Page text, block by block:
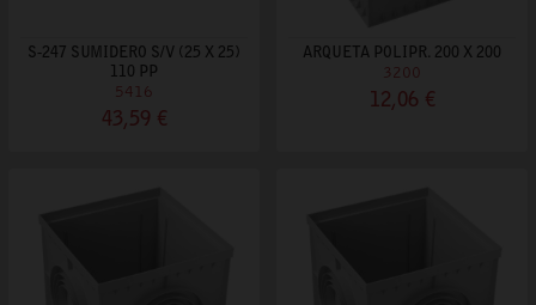
S-247 SUMIDERO S/V (25 X 25)
110 PP
5416
43,59 €
ARQUETA POLIPR. 200 X 200
3200
12,06 €